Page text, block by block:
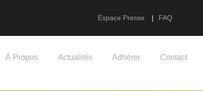
Espace Presse | FAQ
À Propos Actualités Adhérer Contact